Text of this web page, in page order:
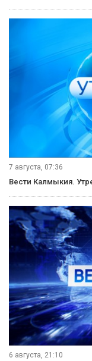
7 августа, 07:36
Вести Калмыкия.
6 августа, 21:10